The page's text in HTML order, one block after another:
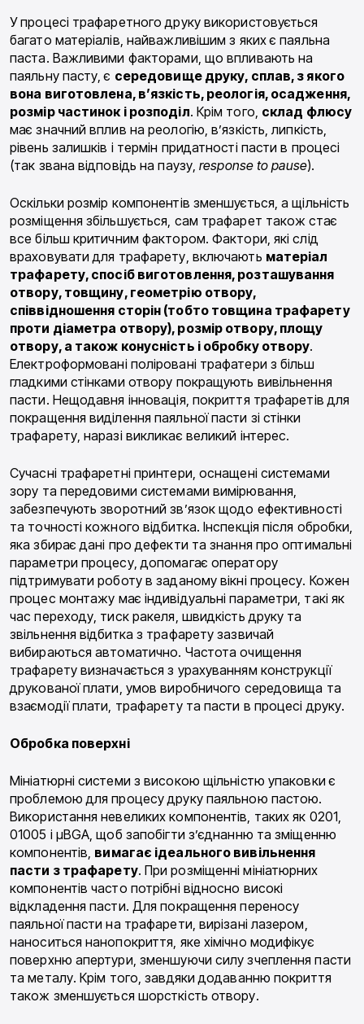
У процесі трафаретного друку використовується
багато матеріалів, найважливішим з яких є паяльна
паста. Важливими факторами, що впливають на
паяльну пасту, є середовище друку, сплав, з якого
вона виготовлена, в’язкість, реологія, осадження,
розмір частинок і розподіл. Крім того, склад флюсу
має значний вплив на реологію, в’язкість, липкість,
рівень залишків і термін придатності пасти в процесі
(так звана відповідь на паузу,response to pause).
Оскільки розмір компонентів зменшується, а щільність
розміщення збільшується, сам трафарет також стає
все більш критичним фактором. Фактори, які слід
враховувати для трафарету, включають матеріал
трафарету, спосіб виготовлення, розташування
отвору, товщину, геометрію отвору,
співвідношення сторін (тобто товщина трафарету
проти діаметра отвору), розмір отвору, площу
отвору, а також конусність і обробку отвору.
Електроформовані поліровані трафатери з більш
гладкими стінками отвору покращують вивільнення
пасти. Нещодавня інновація, покриття трафаретів для
покращення виділення паяльної пасти зі стінки
трафарету, наразі викликає великий інтерес.
Сучасні трафаретні принтери, оснащені системами
зору та передовими системами вимірювання,
забезпечують зворотний зв’язок щодо ефективності
та точності кожного відбитка. Інспекція після обробки,
яка збирає дані про дефекти та знання про оптимальні
параметри процесу, допомагає оператору
підтримувати роботу в заданому вікні процесу. Кожен
процес монтажу має індивідуальні параметри, такі як
час переходу, тиск ракеля, швидкість друку та
звільнення відбитка з трафарету зазвичай
вибираються автоматично. Частота очищення
трафарету визначається з урахуванням конструкції
друкованої плати, умов виробничого середовища та
взаємодії плати, трафарету та пасти в процесі друку.
Обробка поверхні
Мініатюрні системи з високою щільністю упаковки є
проблемою для процесу друку паяльною пастою.
Використання невеликих компонентів, таких як 0201,
01005 і µBGA, щоб запобігти з’єднанню та зміщенню
компонентів, вимагає ідеального вивільнення
пасти з трафарету. При розміщенні мініатюрних
компонентів часто потрібні відносно високі
відкладення пасти. Для покращення переносу
паяльної пасти на трафарети, вирізані лазером,
наноситься нанопокриття, яке хімічно модифікує
поверхню апертури, зменшуючи силу зчеплення пасти
та металу. Крім того, завдяки додаванню покриття
також зменшується шорсткість отвору.